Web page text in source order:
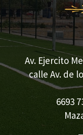
Av. Ejercito
calle Av. de
6693